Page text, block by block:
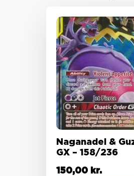
Naganadel &
GX – 158/236
150,00 kr.